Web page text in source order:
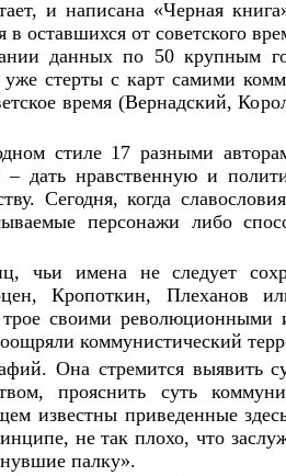
и написана «Черная
в оставшихся от советского
данных по 50 крупным
уже стерты с карт самими
время (Вернадский,
стиле 17 разными
дать нравственную и
Сегодня, когда
персонажи либо
чьи имена не следует
Кропоткин, Плеханов
своими революционными
коммунистический
Она стремится выявить
прояснить суть
известны приведенные
не так плохо, что
палку».